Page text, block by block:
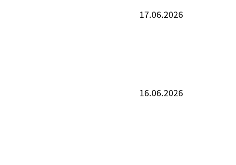
17.06.2026
16.06.2026